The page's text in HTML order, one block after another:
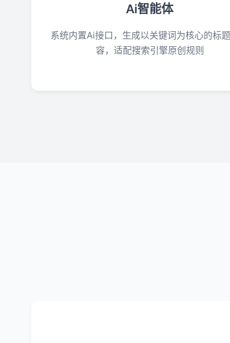
Ai智能体
系统内置Ai接口，生成以关键词为核心的标
容，适配搜索引擎原创规则